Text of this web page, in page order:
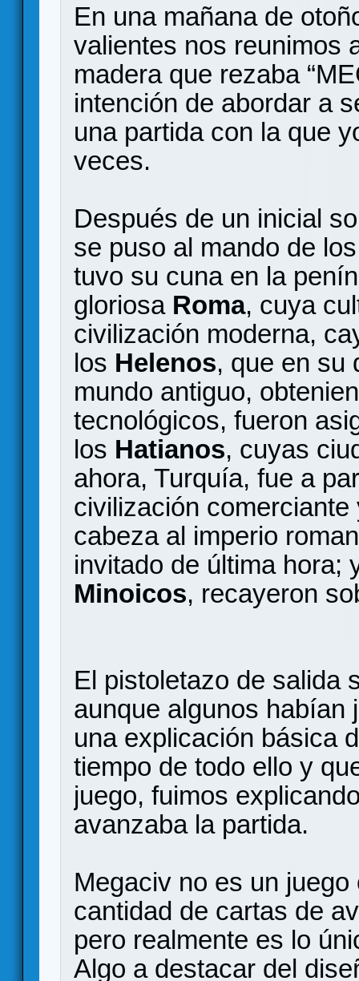
En una mañana de
valientes nos reunimos
madera que rezaba
intención de abordar a
una partida con la que
veces.
Después de un inicial
se puso al mando de
tuvo su cuna en la
gloriosa Roma, cuya
civilización moderna,
los Helenos, que en su
mundo antiguo,
tecnológicos, fueron
los Hatianos, cuyas
ahora, Turquía, fue a
civilización
cabeza al imperio
invitado de última hora;
Minoicos, recayeron
El pistoletazo de salida
aunque algunos habían
una explicación básica
tiempo de todo ello y
juego, fuimos
avanzaba la partida.
Megaciv no es un
cantidad de cartas de
pero realmente es lo
Algo a destacar del